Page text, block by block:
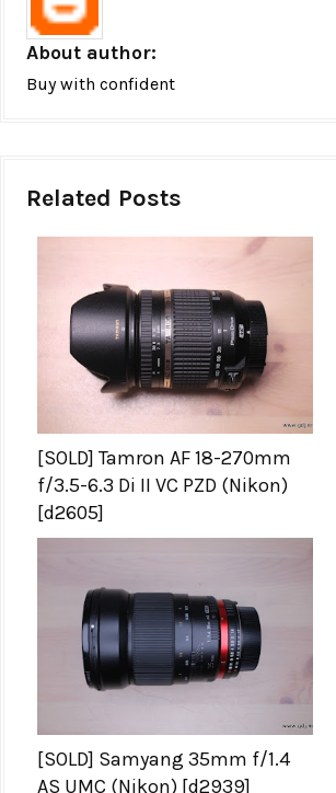
About author:
Buy with confident
Related Posts
[SOLD] Tamron AF 18-270mm
f/3.5-6.3 Di II VC PZD (Nikon)
[d2605]
[SOLD] Samyang 35mm f/1.4
AS UMC (Nikon) [d2939]